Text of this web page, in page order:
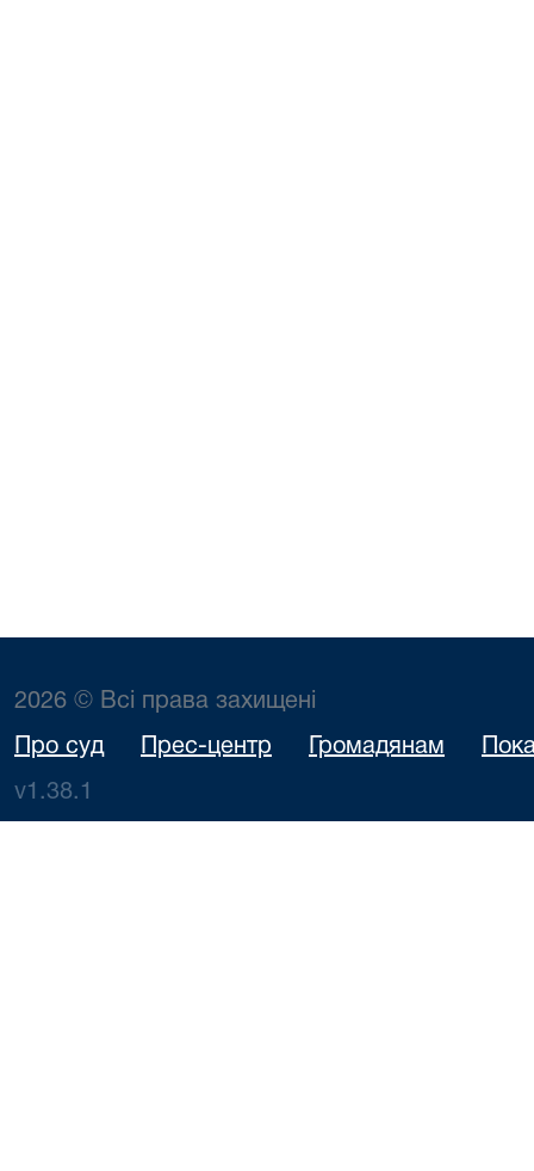
2026 © Всі права захищені
Про суд Прес-центр Громадянам
v1.38.1